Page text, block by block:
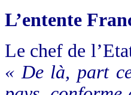
L’entente
Le chef de
« De là, part